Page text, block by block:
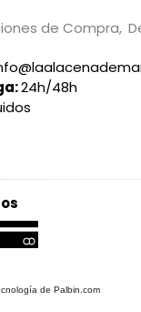
de Compra
24h/48h
de Palbin.com